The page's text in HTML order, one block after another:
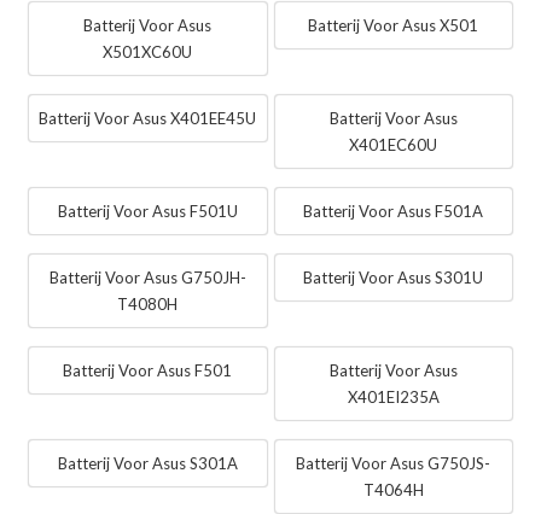
Batterij Voor Asus
X501XC60U
Batterij Voor Asus X501
Batterij Voor Asus X401EE45U
Batterij Voor Asus
X401EC60U
Batterij Voor Asus F501U Batterij Voor Asus F501A
Batterij Voor Asus G750JH-
T4080H
Batterij Voor Asus S301U
Batterij Voor Asus F501
Batterij Voor Asus
X401EI235A
Batterij Voor Asus S301A
Batterij Voor Asus G750JS-
T4064H